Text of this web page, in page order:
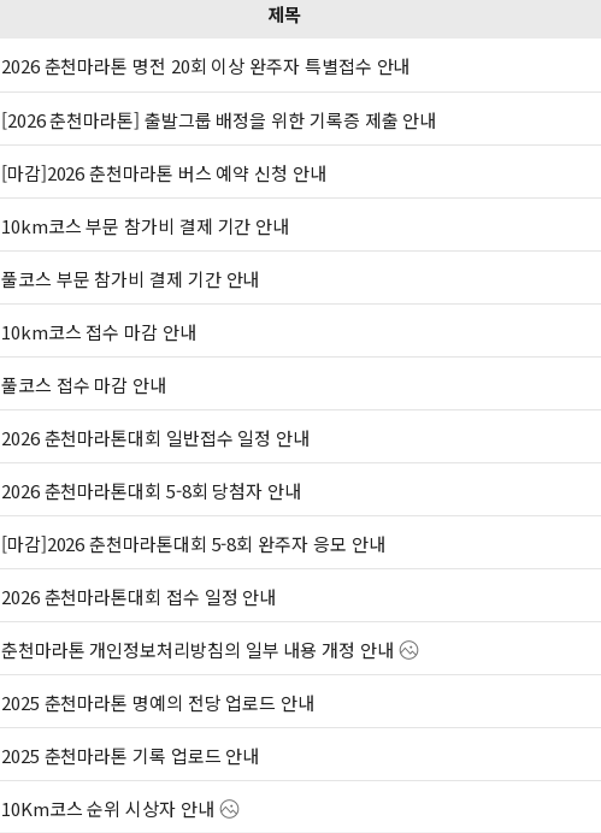
제목
2026 춘천마라톤 명전 20회 이상 완주자 특별접수 안내
[2026 춘천마라톤] 출발그룹 배정을 위한 기록증 제출 안내
[마감]2026 춘천마라톤 버스 예약 신청 안내
10km코스 부문 참가비 결제 기간 안내
풀코스 부문 참가비 결제 기간 안내
10km코스 접수 마감 안내
풀코스 접수 마감 안내
2026 춘천마라톤대회 일반접수 일정 안내
2026 춘천마라톤대회 5-8회 당첨자 안내
[마감]2026 춘천마라톤대회 5-8회 완주자 응모 안내
2026 춘천마라톤대회 접수 일정 안내
춘천마라톤 개인정보처리방침의 일부 내용 개정 안내
2025 춘천마라톤 명예의 전당 업로드 안내
2025 춘천마라톤 기록 업로드 안내
10Km코스 순위 시상자 안내